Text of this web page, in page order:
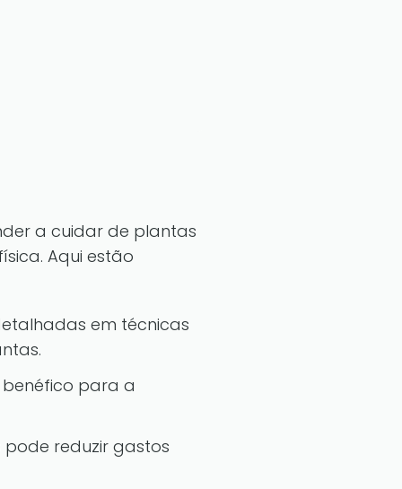
a cuidar de plantas
Aqui estão
em técnicas
para a
reduzir gastos